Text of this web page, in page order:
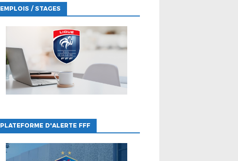
EMPLOIS / STAGES
PLATEFORME D'ALERTE FFF